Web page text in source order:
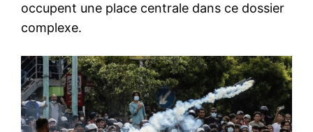
occupent une place centrale dans ce dossier
complexe.